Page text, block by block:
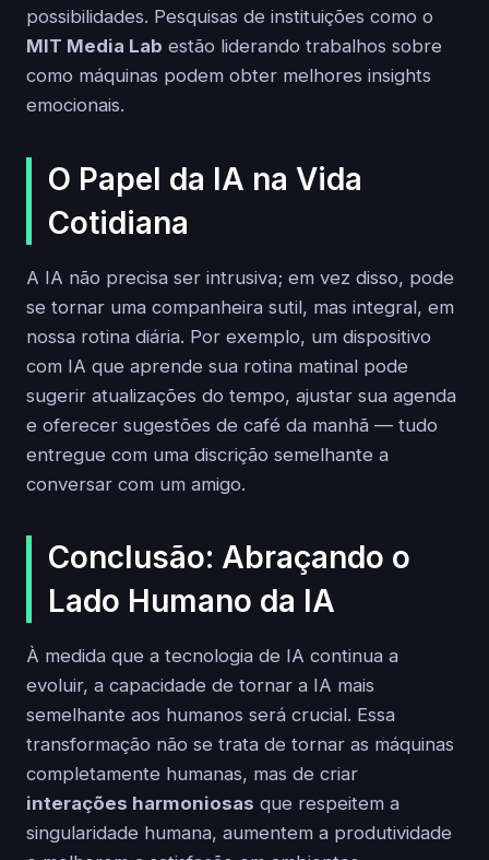
possibilidades. Pesquisas de instituições como o
MIT Media Lab estão liderando trabalhos sobre
como máquinas podem obter melhores insights
emocionais.
O Papel da IA na Vida
Cotidiana
A IA não precisa ser intrusiva; em vez disso, pode
se tornar uma companheira sutil, mas integral, em
nossa rotina diária. Por exemplo, um dispositivo
com IA que aprende sua rotina matinal pode
sugerir atualizações do tempo, ajustar sua agenda
e oferecer sugestões de café da manhã — tudo
entregue com uma discrição semelhante a
conversar com um amigo.
Conclusão: Abraçando o
Lado Humano da IA
À medida que a tecnologia de IA continua a
evoluir, a capacidade de tornar a IA mais
semelhante aos humanos será crucial. Essa
transformação não se trata de tornar as máquinas
completamente humanas, mas de criar
interações harmoniosas que respeitem a
singularidade humana, aumentem a produtividade